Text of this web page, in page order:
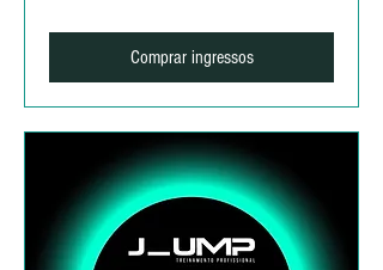
Comprar ingressos